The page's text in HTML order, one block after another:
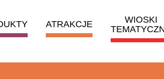
ATRAKCJE
WIOSKI